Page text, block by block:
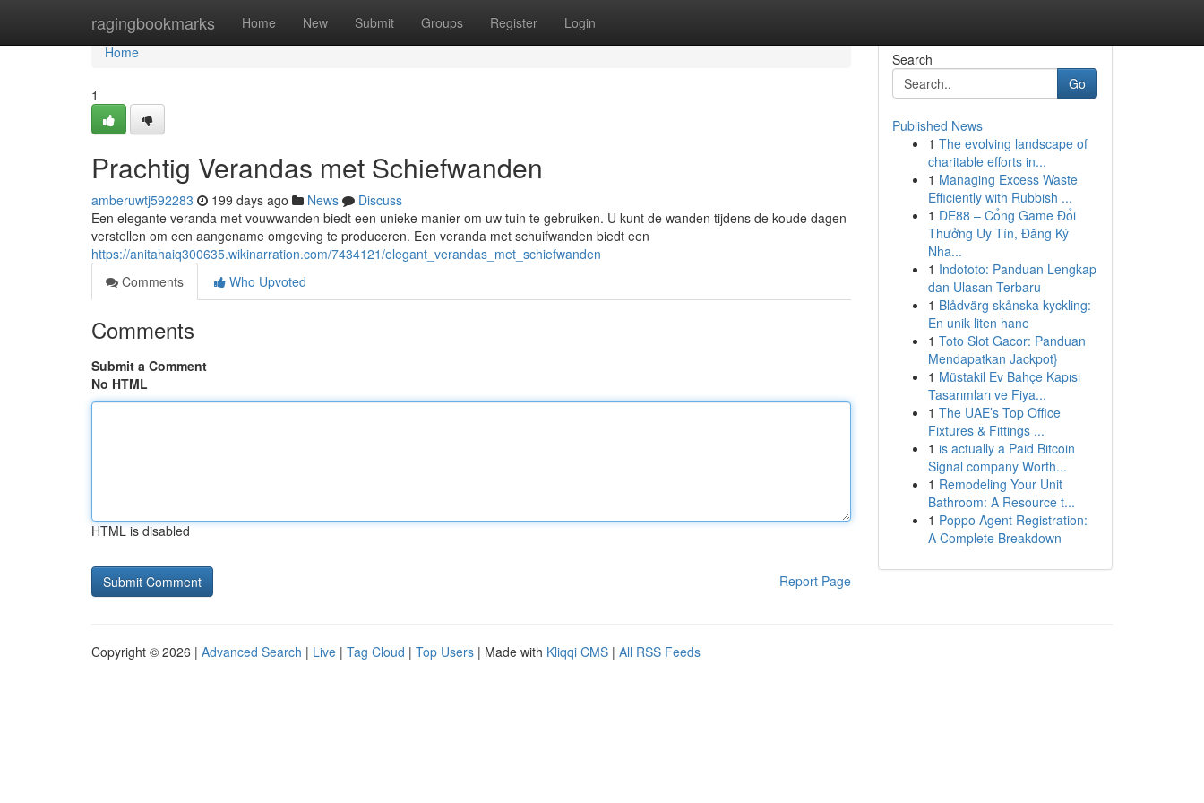
ragingbookmarks Home New Submit Groups Register Login
Home
Home
1
Prachtig Verandas met Schiefwanden
amberuwtj592283 199 days ago News
Discuss
Een elegante veranda met vouwwanden biedt een unieke manier om uw tuin te gebruiken. U kunt de wanden tijdens de koude dagen
verstellen om een aangename omgeving te produceren. Een veranda met schuifwanden biedt een
https://anitahaiq300635.wikinarration.com/7434121/elegant_verandas_met_schiefwanden
Comments
Who Upvoted
Comments
Submit a Comment
No HTML
HTML is disabled
Report Page
Search
Go
Published News
1 The evolving landscape of
charitable efforts in...
1 Managing Excess Waste
Efficiently with Rubbish ...
1 DE88 – Cổng Game Đổi
Thưởng Uy Tín, Đăng Ký
Nha...
1 Indototo: Panduan Lengkap
dan Ulasan Terbaru
1 Blådvärg skånska kyckling:
En unik liten hane
1 Toto Slot Gacor: Panduan
Mendapatkan Jackpot}
1 Müstakil Ev Bahçe Kapısı
Tasarımları ve Fiya...
1 The UAE’s Top Office
Fixtures & Fittings ...
1 is actually a Paid Bitcoin
Signal company Worth...
1 Remodeling Your Unit
Bathroom: A Resource t...
1 Poppo Agent Registration:
A Complete Breakdown
Copyright © 2026 | Advanced Search | Live | Tag Cloud | Top Users | Made with Kliqqi CMS | All RSS Feeds